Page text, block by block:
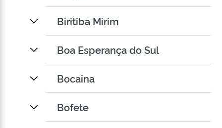
Biritiba Mirim
Boa Esperança do Sul
Bocaina
Bofete